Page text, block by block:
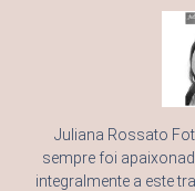
Juliana Rossato
sempre foi
integralmente a este